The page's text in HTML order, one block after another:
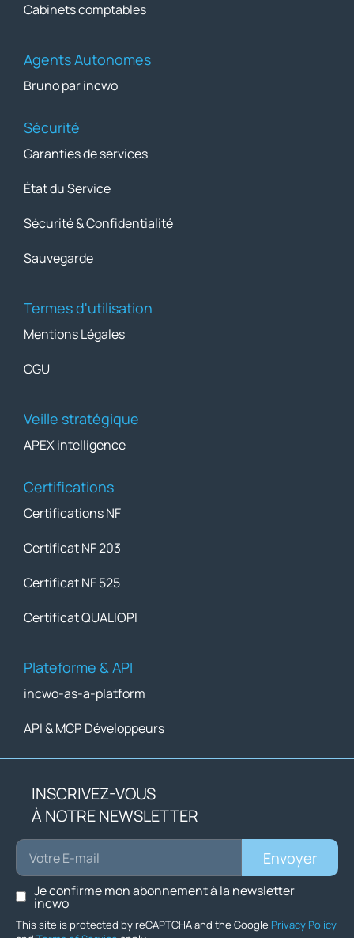
Cabinets comptables
Agents Autonomes
Bruno par incwo
Sécurité
Garanties de services
État du Service
Sécurité & Confidentialité
Sauvegarde
Termes d'utilisation
Mentions Légales
CGU
Veille stratégique
APEX intelligence
Certifications
Certifications NF
Certificat NF 203
Certificat NF 525
Certificat QUALIOPI
Plateforme & API
incwo-as-a-platform
API & MCP Développeurs
INSCRIVEZ-VOUS
À NOTRE NEWSLETTER
This site is protected by reCAPTCHA and the Google Privacy Policy
Je confirme mon abonnement à la newsletter
incwo
Envoyer